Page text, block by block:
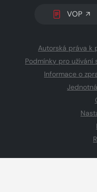
VOP
Autorská práva k
Podmínky pro
Informace o